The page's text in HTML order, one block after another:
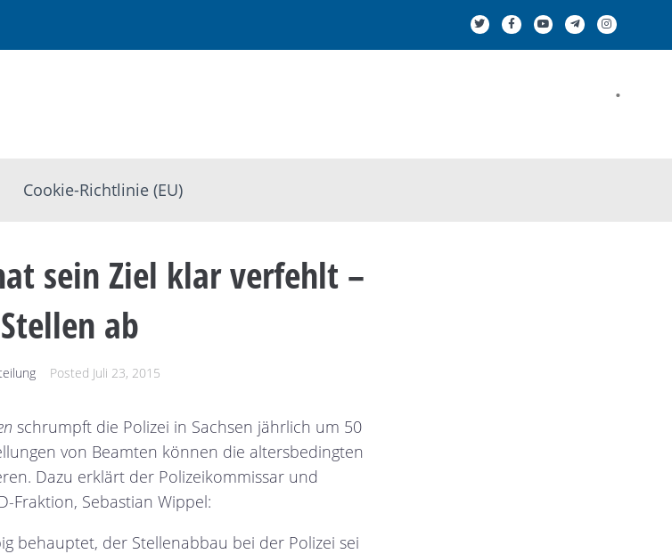
.
Cookie-Richtlinie (EU)
sein Ziel klar verfehlt –
ab
Posted Juli 23, 2015
schrumpft die Polizei in Sachsen jährlich um 50
von Beamten können die altersbedingten
Dazu erklärt der Polizeikommissar und
Fraktion, Sebastian Wippel:
behauptet, der Stellenabbau bei der Polizei sei